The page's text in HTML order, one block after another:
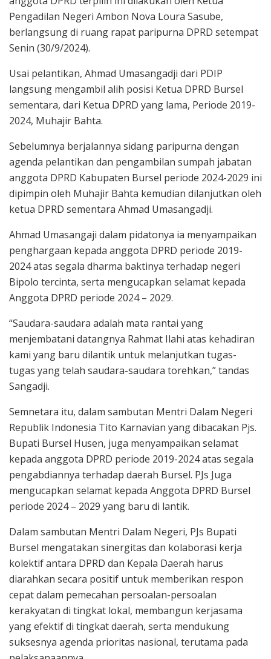
Pengadilan Negeri Ambon Nova Loura Sasube,
berlangsung di ruang rapat paripurna DPRD setempat
Senin (30/9/2024).
Usai pelantikan, Ahmad Umasangadji dari PDIP
langsung mengambil alih posisi Ketua DPRD Bursel
sementara, dari Ketua DPRD yang lama, Periode 2019-
2024, Muhajir Bahta.
Sebelumnya berjalannya sidang paripurna dengan
agenda pelantikan dan pengambilan sumpah jabatan
anggota DPRD Kabupaten Bursel periode 2024-2029 ini
dipimpin oleh Muhajir Bahta kemudian dilanjutkan oleh
ketua DPRD sementara Ahmad Umasangadji.
Ahmad Umasangaji dalam pidatonya ia menyampaikan
penghargaan kepada anggota DPRD periode 2019-
2024 atas segala dharma baktinya terhadap negeri
Bipolo tercinta, serta mengucapkan selamat kepada
Anggota DPRD periode 2024 – 2029.
“Saudara-saudara adalah mata rantai yang
menjembatani datangnya Rahmat Ilahi atas kehadiran
kami yang baru dilantik untuk melanjutkan tugas-
tugas yang telah saudara-saudara torehkan,” tandas
Sangadji.
Semnetara itu, dalam sambutan Mentri Dalam Negeri
Republik Indonesia Tito Karnavian yang dibacakan Pjs.
Bupati Bursel Husen, juga menyampaikan selamat
kepada anggota DPRD periode 2019-2024 atas segala
pengabdiannya terhadap daerah Bursel. PJs Juga
mengucapkan selamat kepada Anggota DPRD Bursel
periode 2024 – 2029 yang baru di lantik.
Dalam sambutan Mentri Dalam Negeri, PJs Bupati
Bursel mengatakan sinergitas dan kolaborasi kerja
kolektif antara DPRD dan Kepala Daerah harus
diarahkan secara positif untuk memberikan respon
cepat dalam pemecahan persoalan-persoalan
kerakyatan di tingkat lokal, membangun kerjasama
yang efektif di tingkat daerah, serta mendukung
suksesnya agenda prioritas nasional, terutama pada